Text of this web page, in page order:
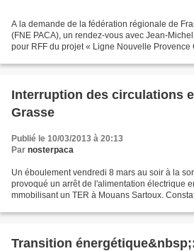
A la demande de la fédération régionale de
(FNE PACA), un rendez-vous avec Jean-
pour RFF du projet « Ligne Nouvelle Provence
Interruption des circulations
Grasse
Publié le 10/03/2013 à 20:13
Par nosterpaca
Un éboulement vendredi 8 mars au soir à la
provoqué un arrêt de l'alimentation électrique
mmobilisant un TER à Mouans Sartoux.
Transition